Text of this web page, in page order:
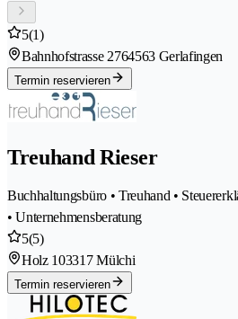
5(1)
Bahnhofstrasse 2764563 Gerlafingen
Termin reservieren
Treuhand Rieser
Buchhaltungsbüro • Treuhand •
• Unternehmensberatung
5(5)
Holz 103317 Mülchi
Termin reservieren